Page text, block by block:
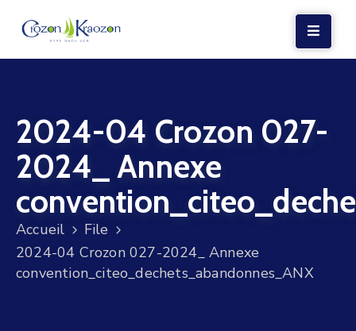
VIE
LOCALE
VIE
SOCIALE
TERRE
ET
MER
2024-04 Crozon 027-
2024_ Annexe
Accueil
File
2024-04 Crozon 027-2024_ Annexe
convention_citeo_dechets_abandonnes_ANX